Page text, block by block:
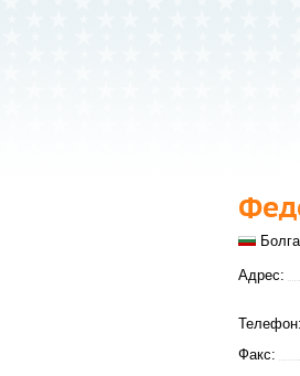
Адрес:
Телефон:
Факс: